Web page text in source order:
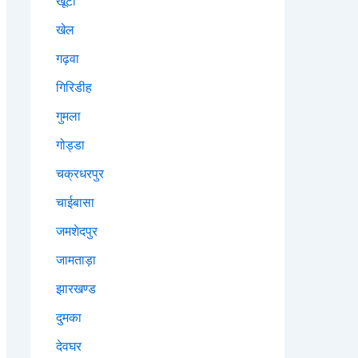
खेल
गढ़वा
गिरिडीह
गुमला
गोड्डा
चक्रधरपुर
चाईबासा
जमशेदपुर
जामताड़ा
झारखण्ड
दुमका
देवघर